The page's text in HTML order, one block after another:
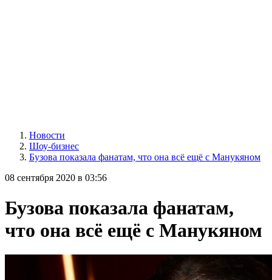
Новости
Шоу-бизнес
Бузова показала фанатам, что она всё ещё с Манукяном
08 сентября 2020 в 03:56
Бузова показала фанатам,
что она всё ещё с Манукяном